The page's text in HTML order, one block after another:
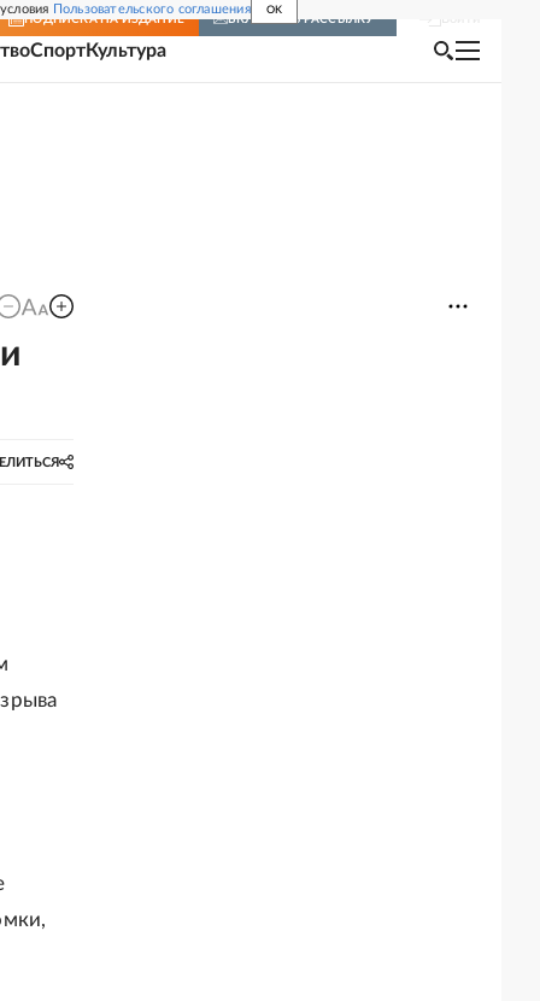
Пользовательского соглашения OK
ПОДПИСКА НА ИЗДАНИЕ ВКЛЮЧИТЬ РАССЫЛКУ
СпортКультура